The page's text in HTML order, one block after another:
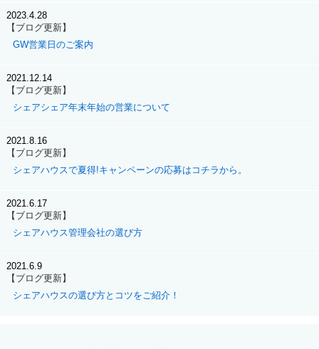
2023.4.28
【ブログ更新】
GW営業日のご案内
2021.12.14
【ブログ更新】
シェアシェア年末年始の営業について
2021.8.16
【ブログ更新】
シェアハウスで夏得!キャンペーンの応募はコチラから。
2021.6.17
【ブログ更新】
シェアハウス管理会社の選び方
2021.6.9
【ブログ更新】
シェアハウスの選び方とコツをご紹介！